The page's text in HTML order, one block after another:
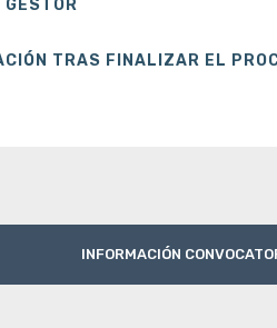
GESTOR
TRAS FINALIZAR EL
INFORMACIÓN